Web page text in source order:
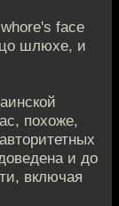
face
шлюхе, и
похоже,
и до
включая